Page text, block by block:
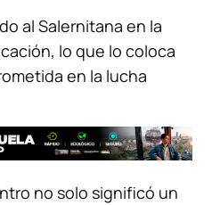
al Salernitana en la
lo que lo coloca
en la lucha
no solo significó un